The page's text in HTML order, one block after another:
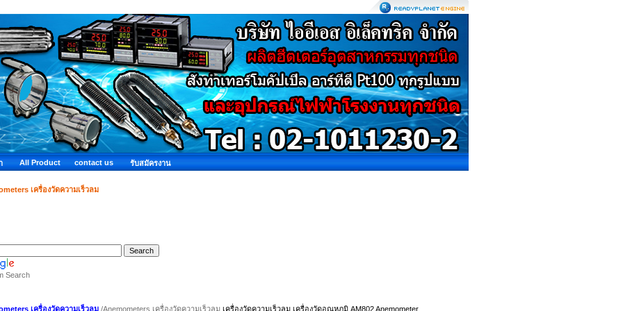
All Product contact us รับสมัครงาน
เครื่องวัดความเร็วลม
Search
เครื่องวัดความเร็วลม /Anemometers เครื่องวัดความเร็วลม เครื่องวัดความเร็วลม เครื่องวัดอุณหภูมิ AM802 Anemometer